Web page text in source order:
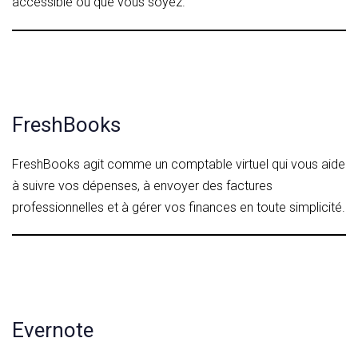
FreshBooks
FreshBooks agit comme un comptable virtuel qui vous aide
à suivre vos dépenses, à envoyer des factures
professionnelles et à gérer vos finances en toute simplicité.
Evernote